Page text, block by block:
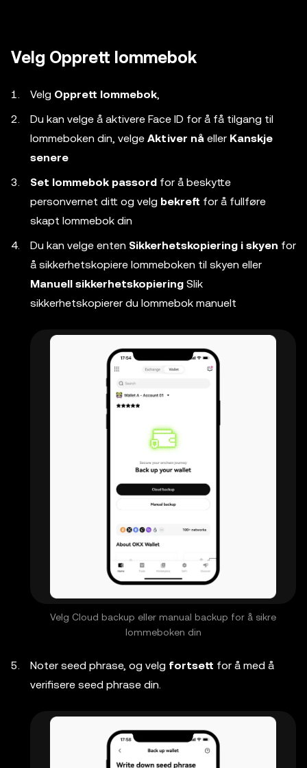
Velg Opprett lommebok
Velg Opprett lommebok
Du kan velge å aktivere Face ID for å få tilgang til
lommeboken din, velge Aktiver nå eller Kanskje
senere
Set lommebok passord for å beskytte
personvernet ditt og velg bekreft for å fullføre
skapt lommebok din
Du kan velge enten Sikkerhetskopiering i skyen for
å sikkerhetskopiere lommeboken til skyen eller
Manuell sikkerhetskopiering Slik
sikkerhetskopierer du lommebok manuelt
Velg Cloud backup eller manual backup for å sikre
lommeboken din
Noter seed phrase, og velg fortsett for å med å
verifisere seed phrase din.